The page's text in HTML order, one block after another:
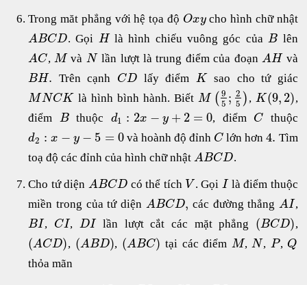
Trong măt phẳng với hệ tọa độ Oxycho hình chữ nhật
ABCD. Gọi Hlà hình chiếu vuông góc của B lên
AC, Mvà Nlần lượt là trung điểm của đoạn AHvà
BH. Trên cạnh CD lấy điểm Ksao cho tứ giác
MNCK là hình bình hành. Biết M ( 9
5 ; 2
5 ) , K(9, 2),
điểm B thuộc d1 : 2x − y + 2 = 0, điểm C thuộc
d2 : x − y − 5 = 0 và hoành độ đỉnh C lớn hơn4. Tìm
toạ độ các đỉnh của hình chữ nhật ABCD.
Cho tứ diện ABCD có thể tích V . Gọi Ilà điểm thuộc
miền trong của tứ diện ABCD, các đường thẳng AI,
BI , CI, DIlần lượt cắt các mặt phẳng (BCD),
(ACD), (ABD), (ABC) tại các điểm M, N , P, Q
thỏa mãn